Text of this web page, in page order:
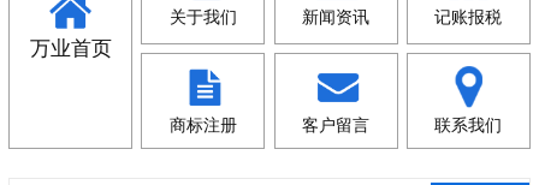
万业首页
关于我们 新闻资讯 记账报税
商标注册 客户留言 联系我们